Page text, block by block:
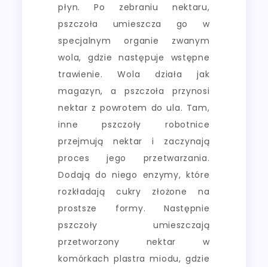
płyn. Po zebraniu nektaru,
pszczoła umieszcza go w
specjalnym organie zwanym
wola, gdzie następuje wstępne
trawienie. Wola działa jak
magazyn, a pszczoła przynosi
nektar z powrotem do ula. Tam,
inne pszczoły robotnice
przejmują nektar i zaczynają
proces jego przetwarzania.
Dodają do niego enzymy, które
rozkładają cukry złożone na
prostsze formy. Następnie
pszczoły umieszczają
przetworzony nektar w
komórkach plastra miodu, gdzie